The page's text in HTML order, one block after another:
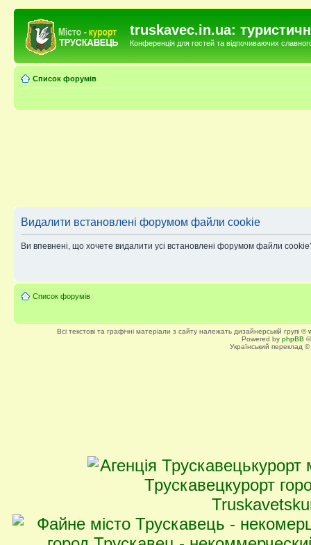
truskavec.in.ua:
Конференція для гостей та відпочиваючих
Список форумів
Видалити встановлені форумом файли cookie
Ви впевнені, що хочете видалити усі встановлені форумом файли
Список форумів
Всі текстові та графічні матеріали з сайту належать дизайнерській групі ©
Powered by phpBB
Український переклад